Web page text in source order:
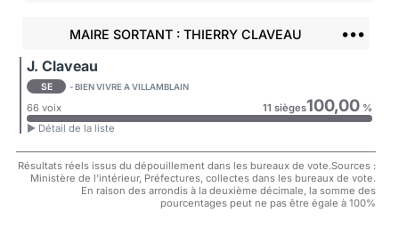
MAIRE SORTANT : THIERRY CLAVEAU •••
J. Claveau
SE - BIEN VIVRE A VILLAMBLAIN
66 voix 11 sièges100,00%
► Détail de la liste
Résultats réels issus du dépouillement dans les bureaux de vote.Sources :
Ministère de l'intérieur, Préfectures, collectes dans les bureaux de vote.
En raison des arrondis à la deuxième décimale, la somme des
pourcentages peut ne pas être égale à 100%